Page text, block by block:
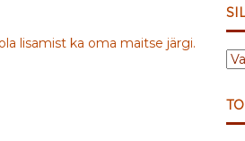
lisamist ka oma maitse järgi.
r
c
h
f
r
:
S
L
D